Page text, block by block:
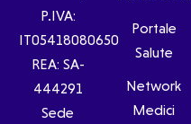
P.IVA:
IT05418080650
REA: SA-
444291
Sede
Portale
Salute
Network
Medici